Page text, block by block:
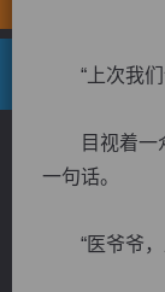
“上次我们
目视着一众
一句话。
“医爷爷，